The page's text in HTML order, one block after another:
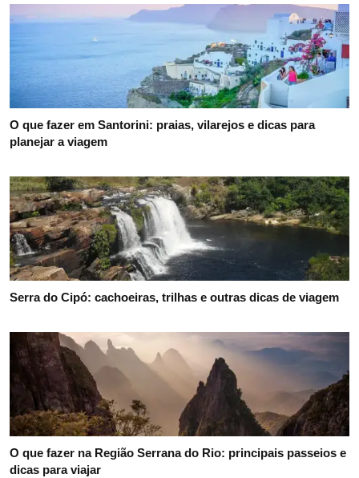
O que fazer em Santorini: praias, vilarejos e dicas para
planejar a viagem
Serra do Cipó: cachoeiras, trilhas e outras dicas de viagem
O que fazer na Região Serrana do Rio: principais passeios e
dicas para viajar